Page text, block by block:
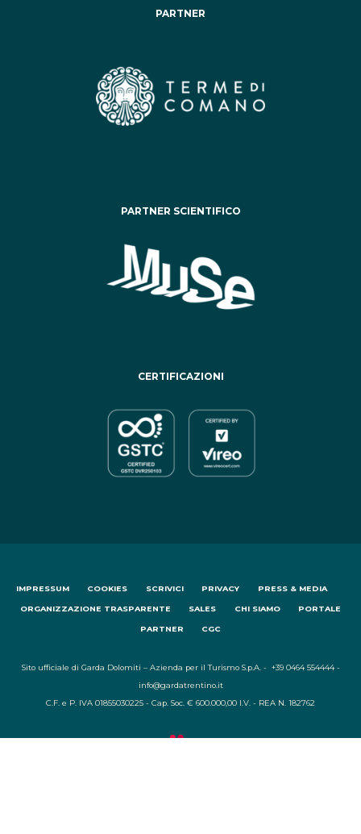
PARTNER
PARTNER SCIENTIFICO
CERTIFICAZIONI
IMPRESSUM COOKIES SCRIVICI PRIVACY PRESS & MEDIA
ORGANIZZAZIONE TRASPARENTE SALES CHI SIAMO PORTALE
PARTNER CGC
Sito ufficiale di Garda Dolomiti – Azienda per il Turismo S.p.A. - +39 0464 554444 -
info@gardatrentino.it
C.F. e P. IVA 01855030225 - Cap. Soc. € 600.000,00 I.V. - REA N. 182762